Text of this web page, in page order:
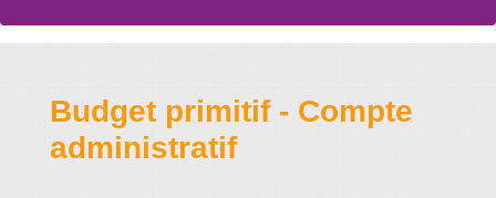
Budget primitif - Compte
administratif